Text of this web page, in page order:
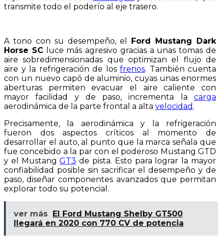
transmite todo el poderío al eje trasero.
A tono con su desempeño, el Ford Mustang Dark
Horse SCluce más agresivo gracias a unas tomas de
aire sobredimensionadas que optimizan el flujo de
aire y la refrigeración de los frenos. También cuenta
con un nuevo capó de aluminio, cuyas unas enormes
aberturas permiten evacuar el aire caliente con
mayor facilidad y de paso, incrementa la carga
aerodinámica de la parte frontal a alta velocidad .
Precisamente, la aerodinámica y la refrigeración
fueron dos aspectos críticos al momento de
desarrollar el auto, al punto que la marca señala que
fue concebido a la par con el poderoso Mustang GTD
y el MustangGT3 de pista. Esto para lograr la mayor
confiabilidad posible sin sacrificar el desempeño y de
paso, diseñar componentes avanzados que permitan
explorar todo su potencial.
ver más El Ford Mustang Shelby GT500
llegará en 2020 con 770 CV de potencia